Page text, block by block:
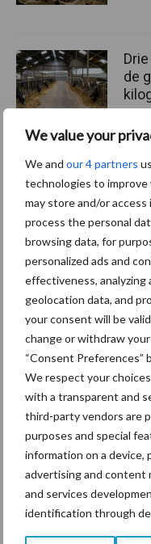
We value your
We and our 4 partners
technologies to
may store and/or
process the personal
browsing data, for
personalized ads and
effectiveness,
geolocation data, and
your consent will be
change or withdraw
“Consent
We respect your
with a transparent and
third-party vendors are
purposes and special
information on a device,
advertising and content
and services
identification through
de
Themapagina's
Diergezondheid
Bedrijfsnieuws